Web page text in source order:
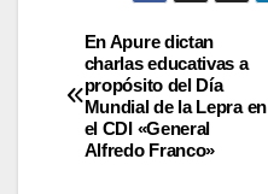
En Apure dictan
charlas educativas a
propósito del Día
Mundial de la Lepra en
el CDI «General
Alfredo Franco»